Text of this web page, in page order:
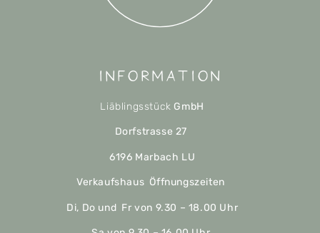
Information
Liäblingsstück GmbH
Dorfstrasse 27
6196 Marbach LU
Verkaufshaus Öffnungszeiten
Di, Do und Fr von 9.30 – 18.00 Uhr